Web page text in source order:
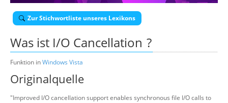
Über uns
Zur Stichwortliste unseres Lexikons
Was ist I/O Cancellation ?
Funktion inWindows Vista
Originalquelle
"Improved I/O cancellation support enables synchronous file I/O calls to